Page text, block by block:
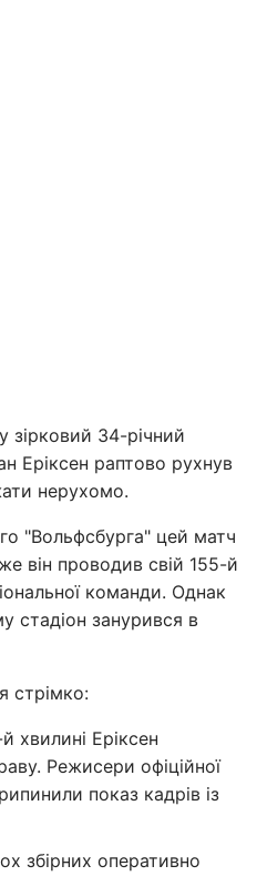
зірковий 34-річний
Еріксен раптово рухнув
нерухомо.
"Вольфсбурга" цей матч
він проводив свій 155-й
команди. Однак
стадіон занурився в
стрімко:
хвилині Еріксен
Режисери офіційної
показ кадрів із
збірних оперативно